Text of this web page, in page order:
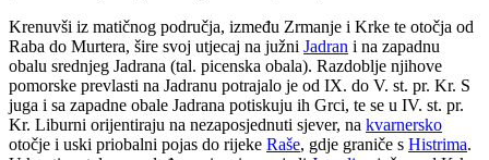
Krenuvši iz matičnog područja, između Zrmanje i Krke te otočja od
Raba do Murtera, šire svoj utjecaj na južni Jadran i na zapadnu
obalu srednjeg Jadrana (tal. picenska obala). Razdoblje njihove
pomorske prevlasti na Jadranu potrajalo je od IX. do V. st. pr. Kr. S
juga i sa zapadne obale Jadrana potiskuju ih Grci, te se u IV. st. pr.
Kr. Liburni orijentiraju na nezaposjednuti sjever, na kvarnersko
otočje i uski priobalni pojas do rijeke Raše, gdje graniče s Histrima.